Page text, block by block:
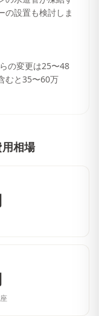
の設置も検討しま
の変更は25〜48
むと35〜60万
相場